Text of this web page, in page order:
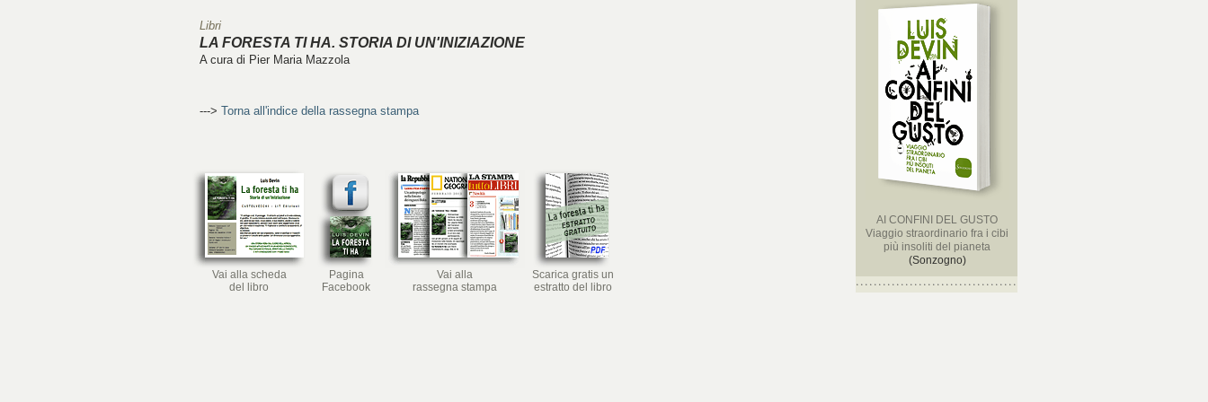
Libri
LA FORESTA TI HA. STORIA DI UN'INIZIAZIONE
A cura di Pier Maria Mazzola
---> Torna all'indice della rassegna stampa
Vai alla scheda
del libro
Pagina
Facebook
Vai alla
rassegna stampa
Scarica gratis un
estratto del libro
AI CONFINI DEL GUSTO
Viaggio straordinario fra i cibi
più insoliti del pianeta
(Sonzogno)